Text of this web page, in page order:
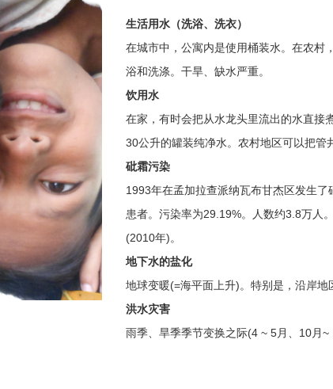
生活用水（洗浴、洗衣）
在城市中，公寓内是使用桶装水。在农村
浴和洗涤。干旱、缺水严重。
饮用水
在家，有时会把从水龙头里流出的水直接
30公升的罐装纯净水。农村地区可以把管
砒霜污染
1993年在孟加拉查派纳瓦布甘杰区发生
患者。污染率为29.19%。人数约3.8万人
(2010年)。
地下水的盐化
地球变暖(=海平面上升)。特别是，沿岸地
洪水灾害
雨季、旱季季节变换之际(4 ~ 5月、10月~